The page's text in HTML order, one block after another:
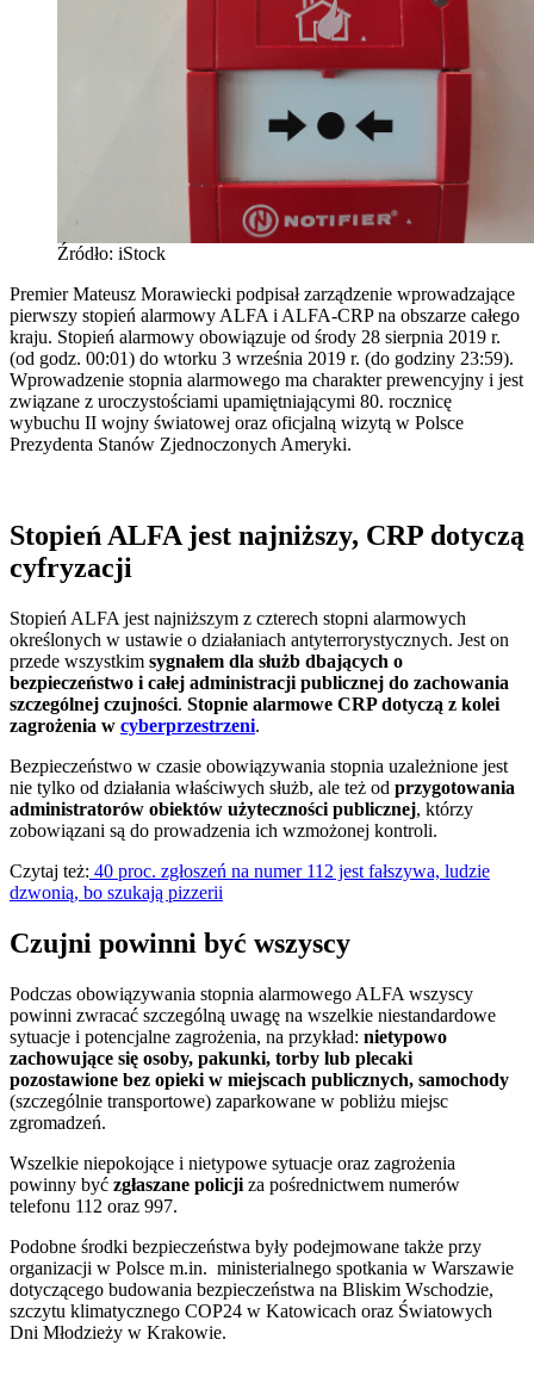
Źródło: iStock
Premier Mateusz Morawiecki podpisał zarządzenie wprowadzające
pierwszy stopień alarmowy ALFA i ALFA-CRP na obszarze całego
kraju. Stopień alarmowy obowiązuje od środy 28 sierpnia 2019 r.
(od godz. 00:01) do wtorku 3 września 2019 r. (do godziny 23:59).
Wprowadzenie stopnia alarmowego ma charakter prewencyjny i jest
związane z uroczystościami upamiętniającymi 80. rocznicę
wybuchu II wojny światowej oraz oficjalną wizytą w Polsce
Prezydenta Stanów Zjednoczonych Ameryki.
Stopień ALFA jest najniższy, CRP dotyczą
cyfryzacji
Stopień ALFA jest najniższym z czterech stopni alarmowych
określonych w ustawie o działaniach antyterrorystycznych. Jest on
przede wszystkim sygnałem dla służb dbających o
bezpieczeństwo i całej administracji publicznej do zachowania
szczególnej czujności. Stopnie alarmowe CRP dotyczą z kolei
zagrożenia w cyberprzestrzeni.
Bezpieczeństwo w czasie obowiązywania stopnia uzależnione jest
nie tylko od działania właściwych służb, ale też od przygotowania
administratorów obiektów użyteczności publicznej, którzy
zobowiązani są do prowadzenia ich wzmożonej kontroli.
Czytaj też: 40 proc. zgłoszeń na numer 112 jest fałszywa, ludzie
dzwonią, bo szukają pizzerii
Czujni powinni być wszyscy
Podczas obowiązywania stopnia alarmowego ALFA wszyscy
powinni zwracać szczególną uwagę na wszelkie niestandardowe
sytuacje i potencjalne zagrożenia, na przykład: nietypowo
zachowujące się osoby, pakunki, torby lub plecaki
pozostawione bez opieki w miejscach publicznych, samochody
(szczególnie transportowe) zaparkowane w pobliżu miejsc
zgromadzeń.
Wszelkie niepokojące i nietypowe sytuacje oraz zagrożenia
powinny być zgłaszane policji za pośrednictwem numerów
telefonu 112 oraz 997.
Podobne środki bezpieczeństwa były podejmowane także przy
organizacji w Polsce m.in. ministerialnego spotkania w Warszawie
dotyczącego budowania bezpieczeństwa na Bliskim Wschodzie,
szczytu klimatycznego COP24 w Katowicach oraz Światowych
Dni Młodzieży w Krakowie.